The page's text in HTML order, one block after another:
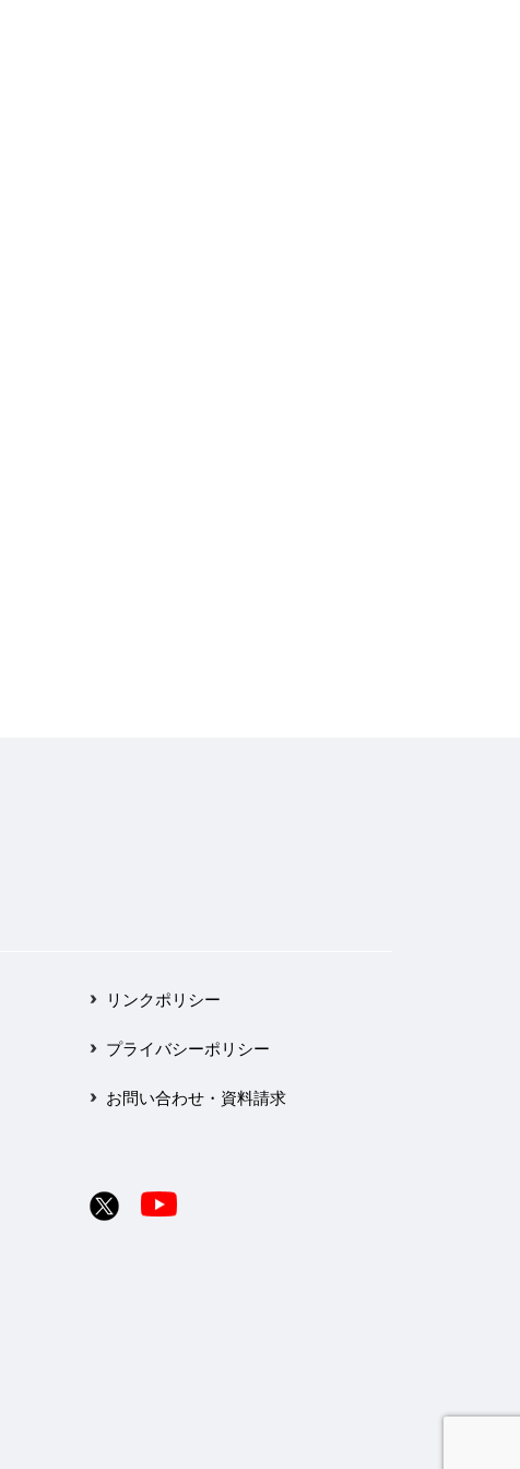
リンクポリシー
プライバシーポリシー
お問い合わせ・資料請求